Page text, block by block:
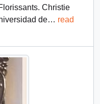
Christie
de… read